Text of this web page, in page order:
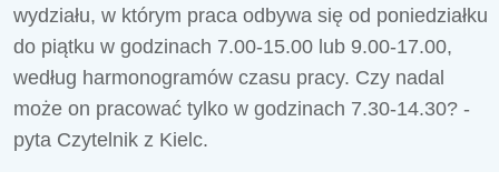
wydziału, w którym praca odbywa się od poniedziałku
do piątku w godzinach 7.00-15.00 lub 9.00-17.00,
według harmonogramów czasu pracy. Czy nadal
może on pracować tylko w godzinach 7.30-14.30? -
pyta Czytelnik z Kielc.